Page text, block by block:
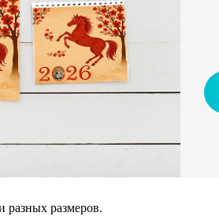
разных размеров.